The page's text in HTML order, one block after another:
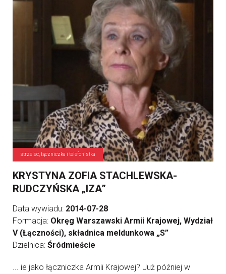
strzelec, łączniczka i telefonistka
KRYSTYNA ZOFIA STACHLEWSKA-
RUDCZYŃSKA „IZA”
Data wywiadu: 2014-07-28
Formacja: Okręg Warszawski Armii Krajowej, Wydział
V (Łączności), składnica meldunkowa „S”
Dzielnica: Śródmieście
... ie jako łączniczka Armii Krajowej? Już później w